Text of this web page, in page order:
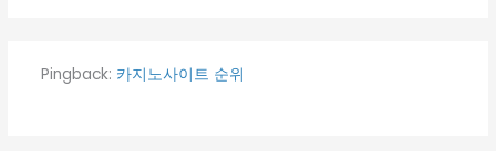
Pingback: 카지노사이트 순위